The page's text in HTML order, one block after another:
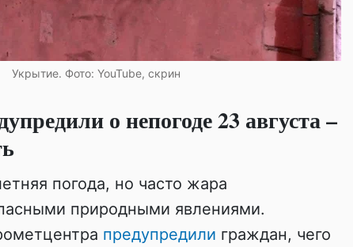
Укрытие. Фото: YouTube, скрин
о непогоде 23 августа –
погода, но часто жара
природными явлениями.
предупредили граждан, чего